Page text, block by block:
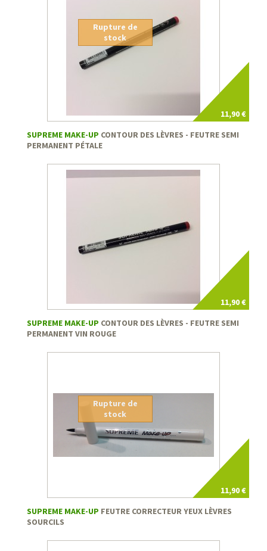
11,90 €
Rupture de
stock
SUPREME MAKE-UP CONTOUR DES LÈVRES - FEUTRE SEMI
PERMANENT PÉTALE
11,90 €
SUPREME MAKE-UP CONTOUR DES LÈVRES - FEUTRE SEMI
PERMANENT VIN ROUGE
11,90 €
Rupture de
stock
SUPREME MAKE-UP FEUTRE CORRECTEUR YEUX LÈVRES
SOURCILS